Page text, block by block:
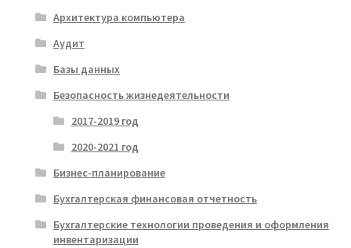
Архитектура компьютера
Аудит
Базы данных
Безопасность жизнедеятельности
2017-2019 год
2020-2021 год
Бизнес-планирование
Бухгалтерская финансовая отчетность
Бухгалтерские технологии проведения и оформления
инвентаризации